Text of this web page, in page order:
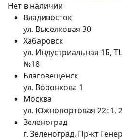
Нет в наличии
Владивосток
ул. Выселковая 30
Хабаровск
ул. Индустриальная 1Б,
№18
Благовещенск
ул. Воронкова 1
Москва
ул. Южнопортовая 22с1,
Зеленоград
г. Зеленоград, Пр-кт